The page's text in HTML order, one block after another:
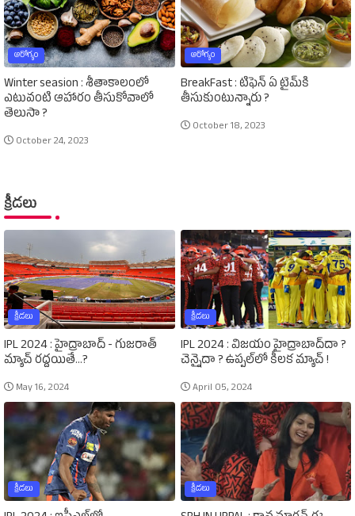
ఆరోగ్యం
Winter seasion : శీతాకాలంలో
ఎటువంటి ఆహారం తీసుకోవాలో
తెలుసా ?
October 24, 2023
ఆరోగ్యం
BreakFast : టిఫెన్‌ ఏ టైమ్‌కి
తీసుకుంటున్నారు ?
October 18, 2023
క్రీడలు
క్రీడలు
IPL 2024 : హైద్రాబాద్‌ - గుజరాత్‌
మ్యాచ్‌ రద్దయితే...?
May 16, 2024
క్రీడలు
IPL 2024 : విజయం హైద్రాబాద్‌దా ?
చెన్నైదా ? ఉప్పల్‌లో కీలక మ్యాచ్‌ !
April 05, 2024
క్రీడలు క్రీడలు